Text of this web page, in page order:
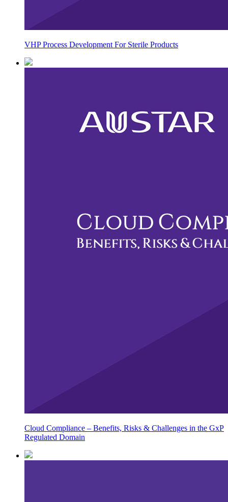
VHP Process Development For Sterile Products
Cloud Compliance – Benefits, Risks & Challenges in the GxP
Regulated Domain